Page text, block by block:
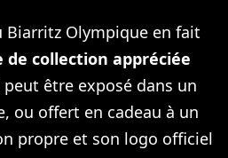
Biarritz Olympique en fait
de collection appréciée
être exposé dans un
ou offert en cadeau à un
propre et son logo officiel